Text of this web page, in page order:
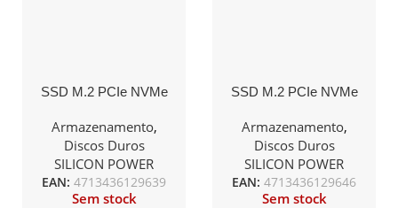
SSD M.2 PCIe NVMe
-2.100R/1.200W
Armazenamento,
Discos Duros
SILICON POWER
EAN: 4713436129639
Sem stock
SSD M.2 PCIe NVMe
-2.200R/1.600W
Armazenamento,
Discos Duros
SILICON POWER
EAN: 4713436129646
Sem stock